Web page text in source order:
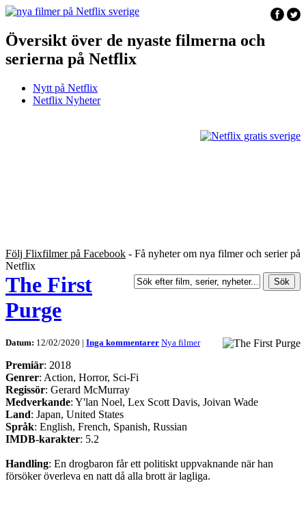
Översikt över de nyaste filmerna och
serierna på Netflix
Nytt på Netflix
Netflix Nyheter
Följ Flixfilmer på Facebook - Få nyheter om nya filmer och serier på
Netflix
The First
Purge
Datum: 12/02/2020 | Inga kommentarer Nya filmer
Premiär: 2018
Genrer: Action, Horror, Sci-Fi
Regissör: Gerard McMurray
Medverkande: Y'lan Noel, Lex Scott Davis, Joivan Wade
Land: Japan, United States
Språk: English, French, Spanish, Russian
IMDB-karakter: 5.2
Handling: En drogbaron får ett politiskt uppvaknande när han
försöker överleva en natt då alla brott är lagliga.